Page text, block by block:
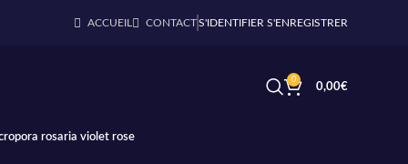
ACCUEIL CONTACTS'IDENTIFIER S'ENREGISTRER
0
0,00€
rosaria violet rose